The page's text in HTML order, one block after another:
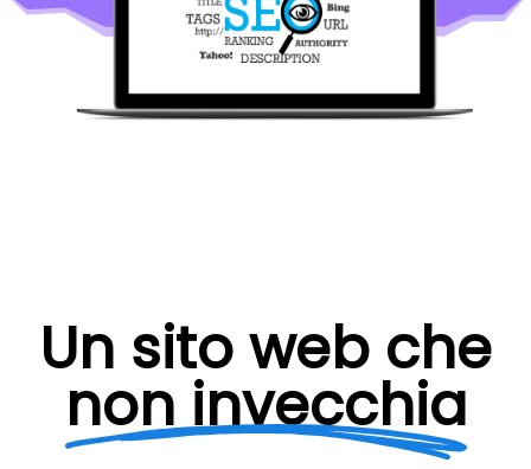
Un sito web che
non invecchia